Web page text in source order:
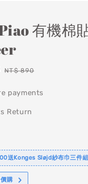
有機棉
Regular
NT$ 890
payments
Return
送Konges Sløjd紗布巾三件
購